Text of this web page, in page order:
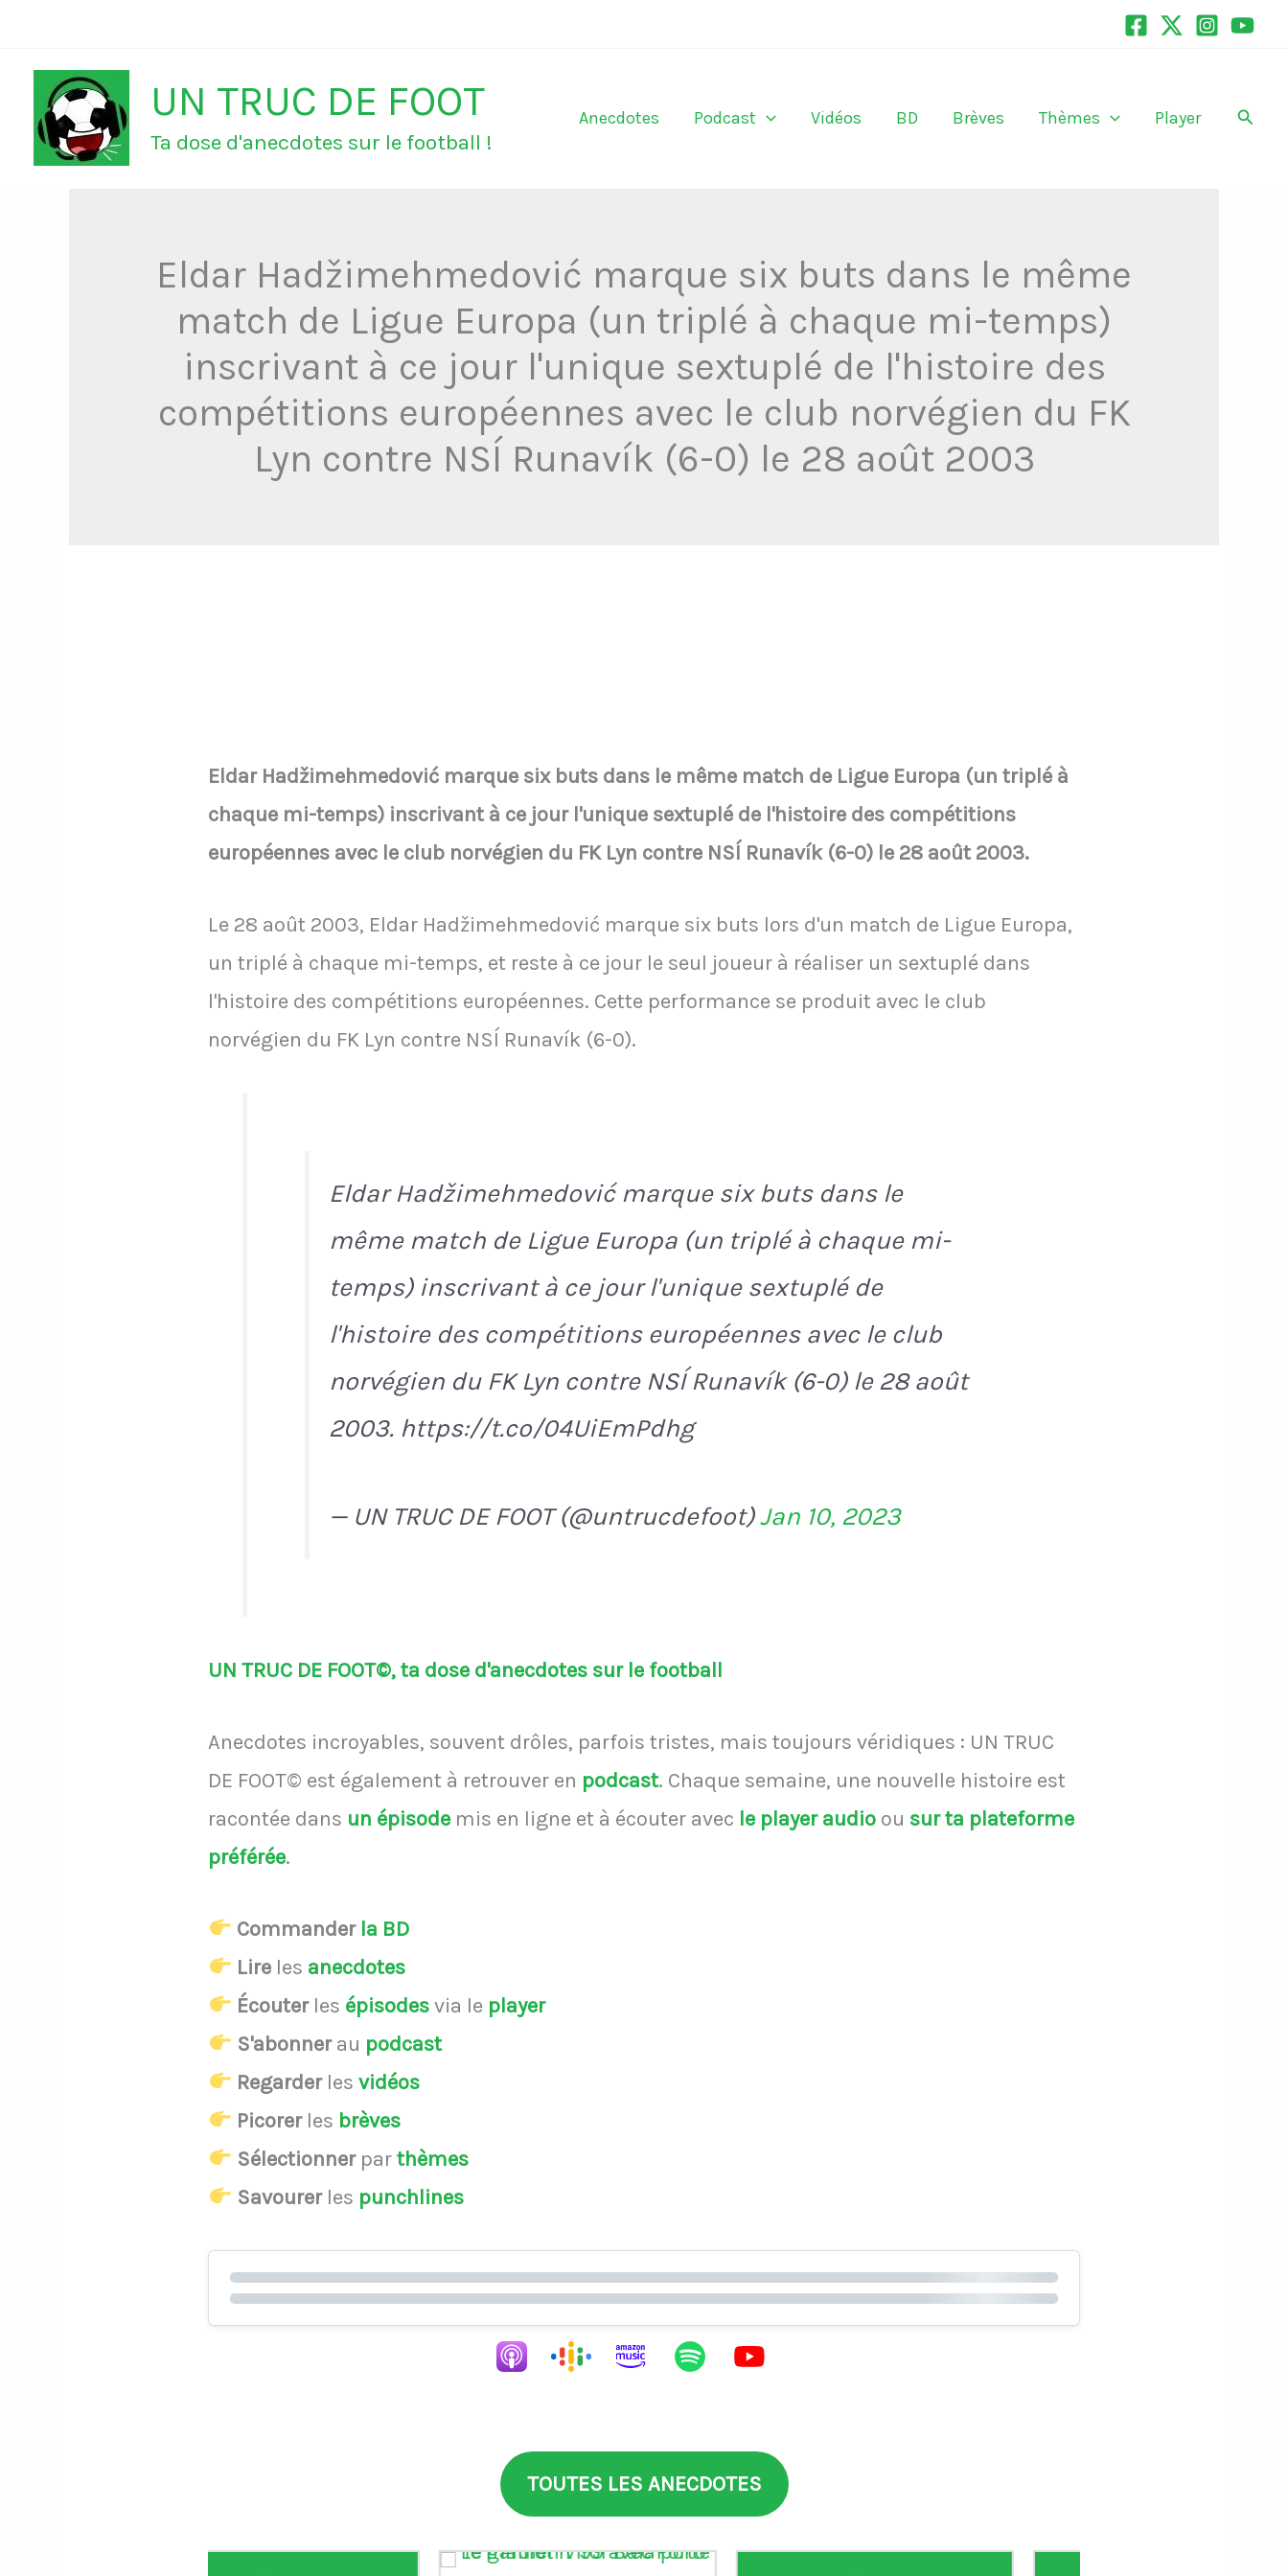
contenu
UN TRUC DE FOOT
Ta dose d'anecdotes sur le football !
Anecdotes Podcast Vidéos BD Brèves Thèmes Player
Eldar Hadžimehmedović marque six buts dans le même
match de Ligue Europa (un triplé à chaque mi-temps)
inscrivant à ce jour l'unique sextuplé de l'histoire des
compétitions européennes avec le club norvégien du FK
Lyn contre NSÍ Runavík (6-0) le 28 août 2003
Eldar Hadžimehmedović marque six buts dans le même match de Ligue Europa (un triplé à
chaque mi-temps) inscrivant à ce jour l'unique sextuplé de l'histoire des compétitions
européennes avec le club norvégien du FK Lyn contre NSÍ Runavík (6-0) le 28 août 2003.
Le 28 août 2003, Eldar Hadžimehmedović marque six buts lors d'un match de Ligue Europa,
un triplé à chaque mi-temps, et reste à ce jour le seul joueur à réaliser un sextuplé dans
l'histoire des compétitions européennes. Cette performance se produit avec le club
norvégien du FK Lyn contre NSÍ Runavík (6-0).
Eldar Hadžimehmedović marque six buts dans le
même match de Ligue Europa (un triplé à chaque mi-
temps) inscrivant à ce jour l'unique sextuplé de
l'histoire des compétitions européennes avec le club
norvégien du FK Lyn contre NSÍ Runavík (6-0) le 28 août
2003. https://t.co/04UiEmPdhg
— UN TRUC DE FOOT (@untrucdefoot)Jan 10, 2023
UN TRUC DE FOOT©, ta dose d'anecdotes sur le football
Anecdotes incroyables, souvent drôles, parfois tristes, mais toujours véridiques : UN TRUC
DE FOOT© est également à retrouver en podcast. Chaque semaine, une nouvelle histoire est
racontée dans un épisode mis en ligne et à écouter avec le player audio ou sur ta plateforme
préférée.
Commander la BD
Lire les anecdotes
Écouterles épisodesvia le player
S'abonnerau podcast
Regarderlesvidéos
Picorerles brèves
Sélectionnerparthèmes
Savourerles punchlines
TOUTES LES ANECDOTES